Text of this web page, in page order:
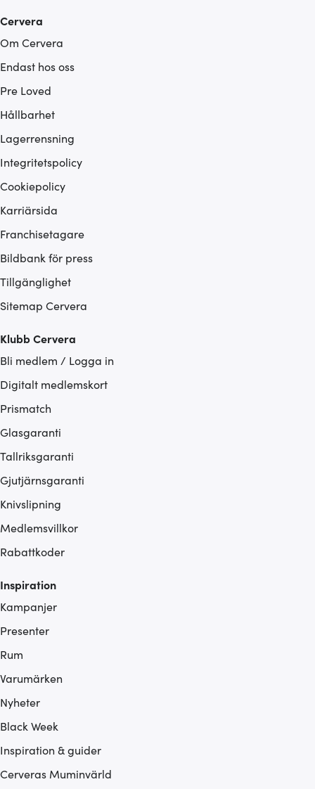
Cervera
Om Cervera
Endast hos oss
Pre Loved
Hållbarhet
Lagerrensning
Integritetspolicy
Cookiepolicy
Karriärsida
Franchisetagare
Bildbank för press
Tillgänglighet
Sitemap Cervera
Klubb Cervera
Bli medlem / Logga in
Digitalt medlemskort
Prismatch
Glasgaranti
Tallriksgaranti
Gjutjärnsgaranti
Knivslipning
Medlemsvillkor
Rabattkoder
Inspiration
Kampanjer
Presenter
Rum
Varumärken
Nyheter
Black Week
Inspiration & guider
Cerveras Muminvärld